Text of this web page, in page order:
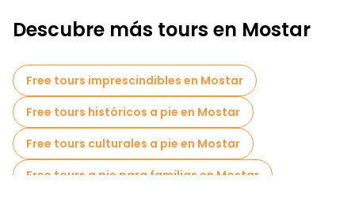
Descubre más tours en Mostar
Free tours imprescindibles en Mostar
Free tours históricos a pie en Mostar
Free tours culturales a pie en Mostar
Free tours a pie para familias en Mostar